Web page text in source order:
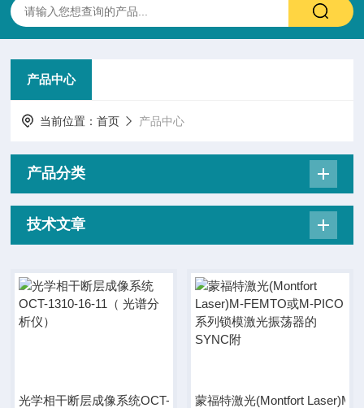
产品中心
当前位置：首页 产品中心
产品分类
技术文章
光学相干断层成像系统OCT-1310-16-11（ 光谱分析仪）
蒙福特激光(Montfort Laser)M-